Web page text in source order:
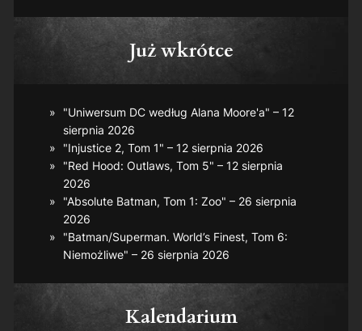
Już wkrótce
"Uniwersum DC według Alana Moore'a" – 12
sierpnia 2026
"Injustice 2, Tom 1" – 12 sierpnia 2026
"Red Hood: Outlaws, Tom 5" – 12 sierpnia
2026
"Absolute Batman, Tom 1: Zoo" – 26 sierpnia
2026
"Batman/Superman. World’s Finest, Tom 6:
Niemożliwe" – 26 sierpnia 2026
Kalendarium